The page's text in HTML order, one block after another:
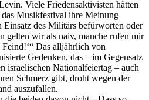
Viele Friedensaktivisten hätten
Musikfestival ihre Meinung
Einsatz des Militärs befürworten oder
gelten wir als naiv, manche rufen mir
Das alljährlich von
Gedenken, das – im Gegensatz
israelischen Nationalfeiertag – auch
Schmerz gibt, droht wegen der
auszufallen.